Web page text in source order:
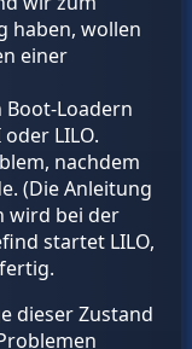
haben, wollen
einer
Boot-Loadern
LILO.
nachdem
(Die Anleitung
wird bei der
startet LILO,
dieser Zustand